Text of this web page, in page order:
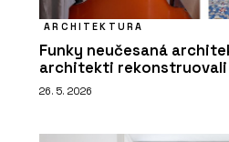
ARCHITEKTURA
Funky neučesaná
architekti
26. 5. 2026